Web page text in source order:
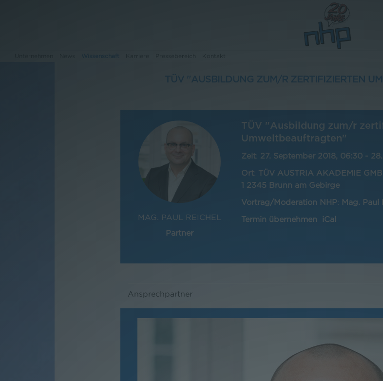
TÜV "AUSBILDUNG ZUM/R ZERTIFIZIERTEN
MAG. PAUL REICHEL
Partner
TÜV "Ausbildung zum/r
Umweltbeauftragten"
Zeit: 27. September 2018, 06:30 -
Ort: TÜV AUSTRIA AKADEMIE
1 2345 Brunn am Gebirge
Vortrag/Moderation NHP: Mag. Paul
Termin übernehmen
iCal
Ansprechpartner